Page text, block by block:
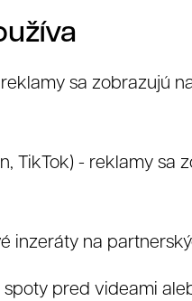
sa zobrazujú
TikTok) - reklamy sa
inzeráty na
pred videami